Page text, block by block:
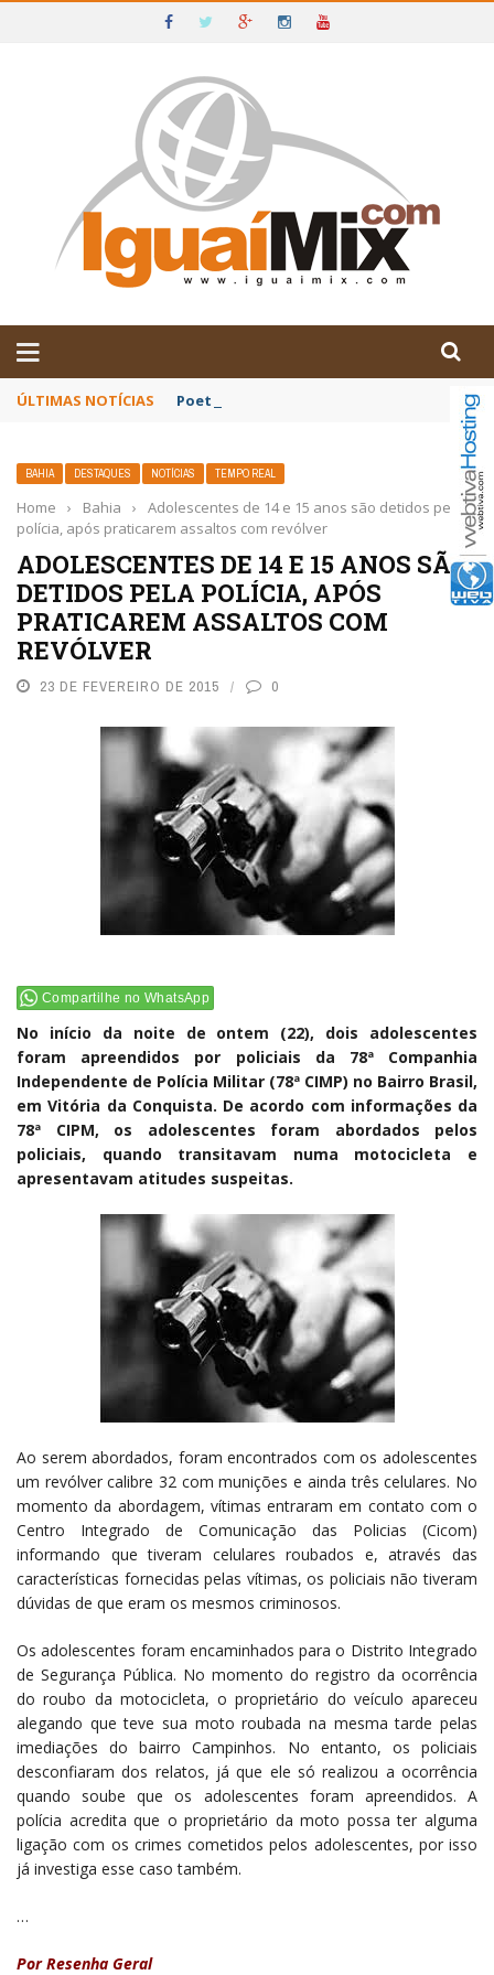
IGUAÍ E SUDOESTE DA BAHIA
ÚLTIMAS NOTÍCIAS Poetas baianos representam o Brasil no
BAHIA DESTAQUES NOTÍCIAS TEMPO REAL
Home › Bahia ›
Adolescentes de 14 e 15 anos são detidos pela
polícia, após praticarem assaltos com revólver
ADOLESCENTES DE 14 E 15 ANOS SÃO
DETIDOS PELA POLÍCIA, APÓS
PRATICAREM ASSALTOS COM
REVÓLVER
23 DE FEVEREIRO DE 2015 0
Compartilhe no WhatsApp
No início da noite de ontem (22), dois adolescentes
foram apreendidos por policiais da 78ª Companhia
Independente de Polícia Militar (78ª CIMP) no Bairro Brasil,
em Vitória da Conquista. De acordo com informações da
78ª CIPM, os adolescentes foram abordados pelos
policiais, quando transitavam numa motocicleta e
apresentavam atitudes suspeitas.
Ao serem abordados, foram encontrados com os adolescentes
um revólver calibre 32 com munições e ainda três celulares. No
momento da abordagem, vítimas entraram em contato com o
Centro Integrado de Comunicação das Policias (Cicom)
informando que tiveram celulares roubados e, através das
características fornecidas pelas vítimas, os policiais não tiveram
dúvidas de que eram os mesmos criminosos.
Os adolescentes foram encaminhados para o Distrito Integrado
de Segurança Pública. No momento do registro da ocorrência
do roubo da motocicleta, o proprietário do veículo apareceu
alegando que teve sua moto roubada na mesma tarde pelas
imediações do bairro Campinhos. No entanto, os policiais
desconfiaram dos relatos, já que ele só realizou a ocorrência
quando soube que os adolescentes foram apreendidos. A
polícia acredita que o proprietário da moto possa ter alguma
ligação com os crimes cometidos pelos adolescentes, por isso
já investiga esse caso também.
…
Por Resenha Geral